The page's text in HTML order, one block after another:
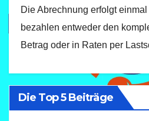
Die Abrechnung erfolgt
bezahlen entweder den
Betrag oder in Raten per
Die Top 5 Beiträge